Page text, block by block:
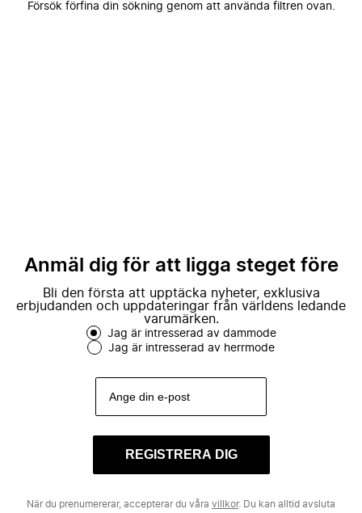
Försök förfina din sökning genom att använda filtren ovan.
Anmäl dig för att ligga steget före
Bli den första att upptäcka nyheter, exklusiva
erbjudanden och uppdateringar från världens ledande
varumärken.
Jag är intresserad av dammode
Jag är intresserad av herrmode
REGISTRERA DIG
När du prenumererar, accepterar du våra villkor. Du kan alltid avsluta